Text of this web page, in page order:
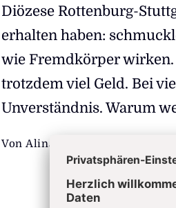
Diözese Rottenburg-
erhalten haben:
wie Fremdkörper wirken.
trotzdem viel Geld. Bei
Unverständnis. Warum
Von Alina Rafaela Oehler